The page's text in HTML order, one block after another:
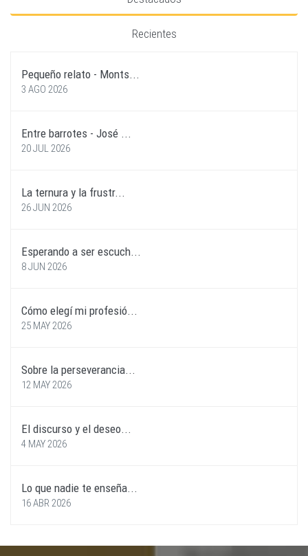
Recientes
Pequeño relato - Monts...
3 AGO 2026
Entre barrotes - José ...
20 JUL 2026
La ternura y la frustr...
26 JUN 2026
Esperando a ser escuch...
8 JUN 2026
Cómo elegí mi profesió...
25 MAY 2026
Sobre la perseverancia...
12 MAY 2026
El discurso y el deseo...
4 MAY 2026
Lo que nadie te enseña...
16 ABR 2026